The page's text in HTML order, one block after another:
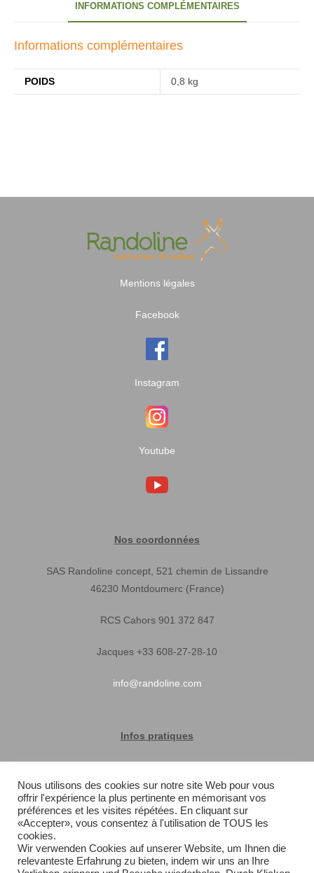
INFORMATIONS COMPLÉMENTAIRES
Informations complémentaires
POIDS 0,8 kg
Mentions légales
Facebook
Instagram
Youtube
Nos coordonnées
SAS Randoline concept, 521 chemin de Lissandre
46230 Montdoumerc (France)
RCS Cahors 901 372 847
Jacques +33 608-27-28-10
info@randoline.com
Infos pratiques
Conditions générales de vente
Livraison rapide
Plan du site
Nous utilisons des cookies sur notre site Web pour vous
offrir l'expérience la plus pertinente en mémorisant vos
préférences et les visites répétées. En cliquant sur
«Accepter», vous consentez à l'utilisation de TOUS les
cookies.
Wir verwenden Cookies auf unserer Website, um Ihnen die
relevanteste Erfahrung zu bieten, indem wir uns an Ihre